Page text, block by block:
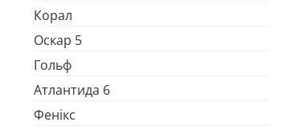
Корал
Оскар 5
Гольф
Атлантида 6
Фенікс